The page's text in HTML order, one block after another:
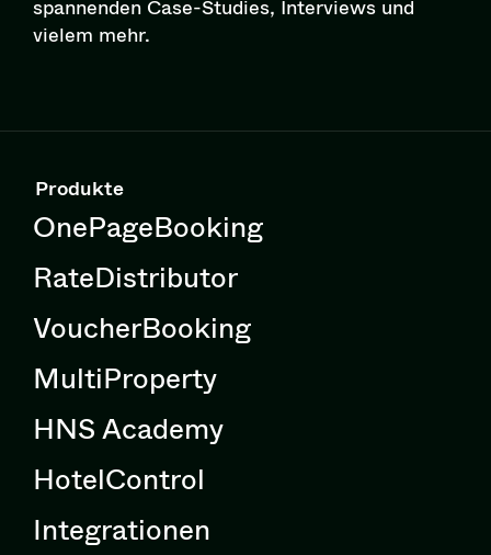
spannenden Case-Studies, Interviews und
vielem mehr.
Produkte
OnePageBooking
RateDistributor
VoucherBooking
MultiProperty
HNS Academy
HotelControl
Integrationen